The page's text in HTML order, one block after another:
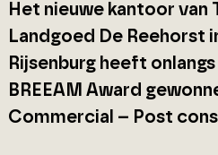
Het nieuwe kantoor van
Landgoed De Reehorst
Rijsenburg heeft
BREEAM Award
Commercial – Post